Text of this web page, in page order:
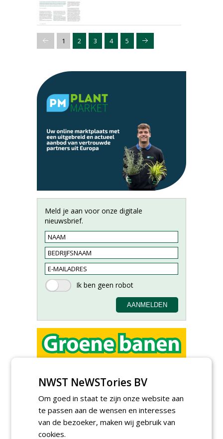
1 2 3 4 5
Meld je aan voor onze digitale
nieuwsbrief.
magazijnmedewerker
(fulltime) bij DSV zaden
Nederland B.V.
06-08-2026, Ven Zelderheide
Sportvelden bij
NWST NeWSTories BV
Om goed in staat te zijn onze website aan
te passen aan de wensen en interesses
van de bezoeker, maken wij gebruik van
cookies.